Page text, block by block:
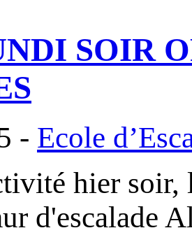
SOIR
- Ecole
hier soir,
d'escalade